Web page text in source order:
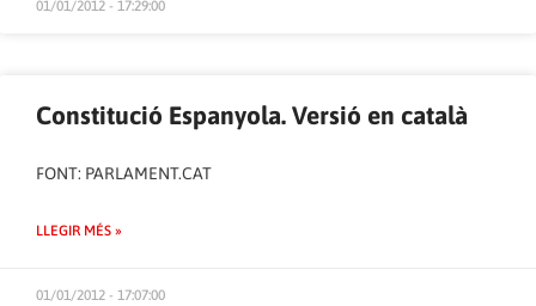
01/01/2012 - 17:29:00
Constitució Espanyola. Versió en català
FONT: PARLAMENT.CAT
LLEGIR MÉS »
01/01/2012 - 17:07:00